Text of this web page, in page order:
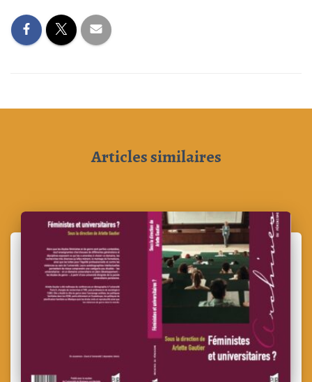
Articles similaires